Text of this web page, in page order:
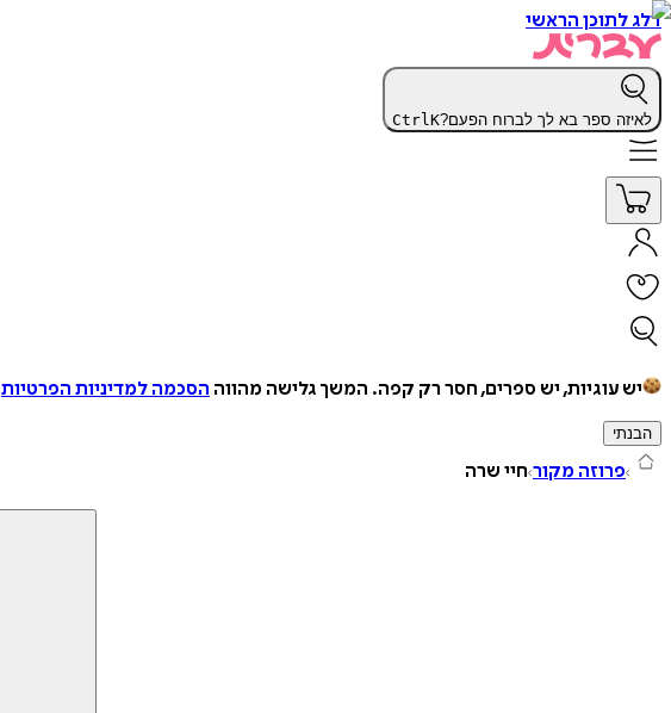
דלג לתוכן הראשי
לאיזה ספר בא לך לברוח הפעם? CtrlK
יש עוגיות, יש ספרים, חסר רק קפה. המשך גלישה מהווה הסכמה למדיניות הפרטיות
הבנתי
פרוזה מקור חיי שרה